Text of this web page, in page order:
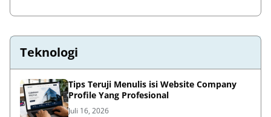
Teknologi
Tips Teruji Menulis isi Website Company
Profile Yang Profesional
Juli 16, 2026